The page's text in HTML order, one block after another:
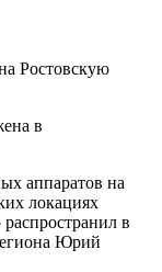
Ростовскую
аппаратов на
локациях
в
Юрий